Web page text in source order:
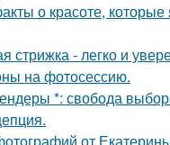
о красоте, которые
стрижка - легко и
на фотосессию.
*: свобода